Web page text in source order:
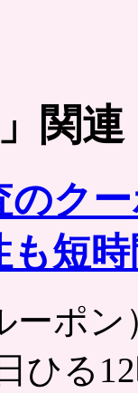
」関連
のク
も短
ーポ
ひる